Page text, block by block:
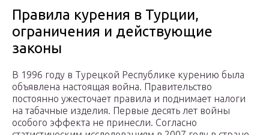
Правила курения в Турции,
ограничения и действующие
законы
В 1996 году в Турецкой Республике курению была
объявлена настоящая война. Правительство
постоянно ужесточает правила и поднимает налоги
на табачные изделия. Первые десять лет войны
особого эффекта не принесли. Согласно